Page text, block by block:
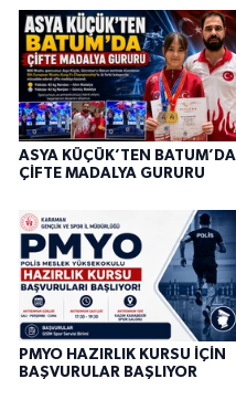
ASYA KÜÇÜK’TEN BATUM’DA
ÇİFTE MADALYA GURURU
PMYO HAZIRLIK KURSU İÇİN
BAŞVURULAR BAŞLIYOR